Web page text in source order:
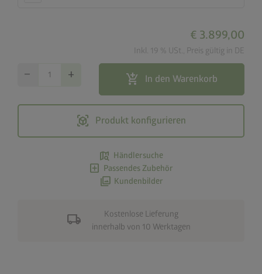
€ 3.899,00
Inkl. 19 % USt., Preis gültig in DE
remove add add_shopping_cart In den Warenkorb
view_in_ar Produkt konfigurieren
map_search Händlersuche
add_box Passendes Zubehör
photo_library Kundenbilder
local_shipping
Kostenlose Lieferung
innerhalb von 10 Werktagen